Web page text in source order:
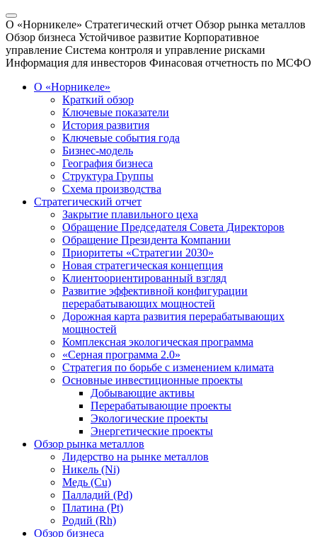
О «Норникеле» Стратегический отчет Обзор рынка металлов
Обзор бизнеса Устойчивое развитие Корпоративное
управление Система контроля и управление рисками
Информация для инвесторов Финасовая отчетность по МСФО
О «Норникеле»
Краткий обзор
Ключевые показатели
История развития
Ключевые события года
Бизнес-модель
География бизнеса
Структура Группы
Схема производства
Стратегический отчет
Закрытие плавильного цеха
Обращение Председателя Совета Директоров
Обращение Президента Компании
Приоритеты «Стратегии 2030»
Новая стратегическая концепция
Клиентоориентированный взгляд
Развитие эффективной конфигурации
перерабатывающих мощностей
Дорожная карта развития перерабатывающих
мощностей
Комплексная экологическая программа
«Серная программа 2.0»
Стратегия по борьбе с изменением климата
Основные инвестиционные проекты
Добывающие активы
Перерабатывающие проекты
Экологические проекты
Энергетические проекты
Обзор рынка металлов
Лидерство на рынке металлов
Никель (Ni)
Медь (Cu)
Палладий (Pd)
Платина (Pt)
Родий (Rh)
Обзор бизнеса